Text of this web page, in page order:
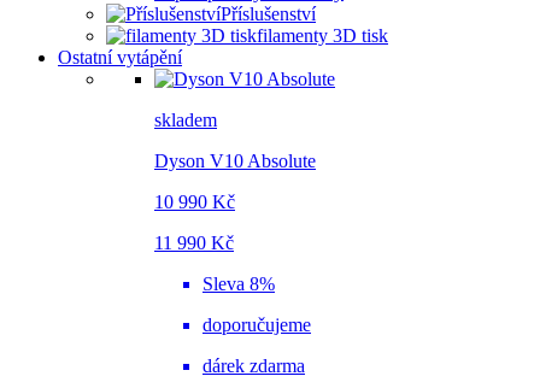
Příslušenství
filamenty 3D tisk
Ostatní vytápění
skladem
Dyson V10 Absolute
10 990 Kč
11 990 Kč
Sleva 8%
doporučujeme
dárek zdarma